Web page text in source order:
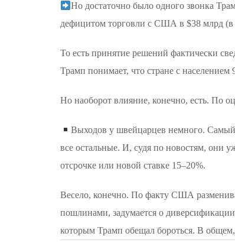
Но достаточно было одного звонка
дефицитом торговли с США в $38 млрд (в
То есть принятие решений фактически
Трамп понимает, что стране с населением
Но наоборот влияние, конечно, есть.
Выходов у швейцарцев немного.
все остальные. И, судя по новостям, они
отсрочке или новой ставке 15–20%.
Весело, конечно. По факту США
пошлинами, задумается о
которым Трамп обещал бороться. В общем,